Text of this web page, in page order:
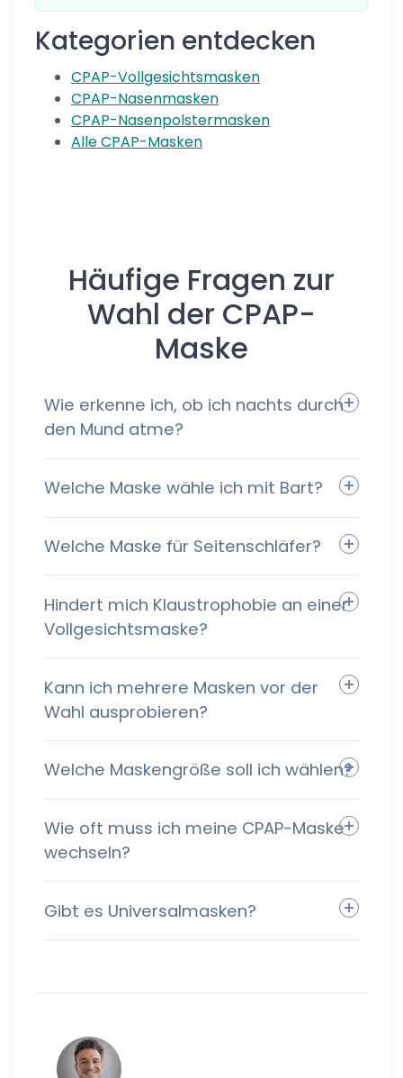
Kategorien entdecken
CPAP-Vollgesichtsmasken
CPAP-Nasenmasken
CPAP-Nasenpolstermasken
Alle CPAP-Masken
Häufige Fragen zur
Wahl der CPAP-
Maske
Wie erkenne ich, ob ich nachts durch
den Mund atme?
Welche Maske wähle ich mit Bart?
Welche Maske für Seitenschläfer?
Hindert mich Klaustrophobie an einer
Vollgesichtsmaske?
Kann ich mehrere Masken vor der
Wahl ausprobieren?
Welche Maskengröße soll ich wählen?
Wie oft muss ich meine CPAP-Maske
wechseln?
Gibt es Universalmasken?